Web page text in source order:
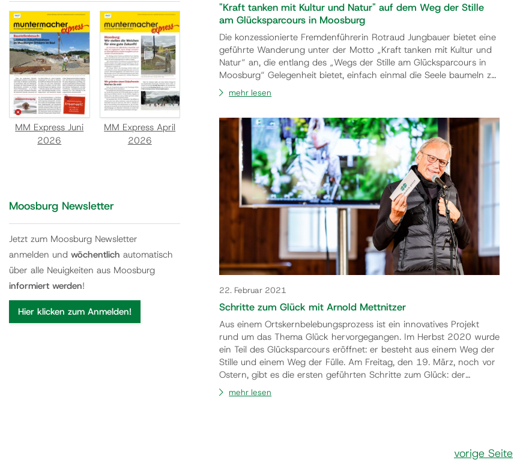
"Kraft tanken mit Kultur und Natur" auf dem Weg der Stille
am Glücksparcours in Moosburg
Die konzessionierte Fremdenführerin Rotraud Jungbauer bietet eine
geführte Wanderung unter der Motto „Kraft tanken mit Kultur und
Natur“ an, die entlang des „Wegs der Stille am Glücksparcours in
Moosburg“ Gelegenheit bietet, einfach einmal die Seele baumeln zu
lassen und die schöne Landschaft rund um Moosburg zu genießen.
Der gemütlich geführte Spaziergang mit Blick auf das Schoss
auch Zeit um zu erf…
mehr lesen
22. Februar 2021
Schritte zum Glück mit Arnold Mettnitzer
Aus einem Ortskernbelebungsprozess ist ein innovatives Projekt
rund um das Thema Glück hervorgegangen. Im Herbst 2020 wurde
ein Teil des Glücksparcours eröffnet: er besteht aus einem Weg der
Stille und einem Weg der Fülle. Am Freitag, den 19. März, noch vor
Ostern, gibt es die ersten geführten Schritte zum Glück: der
bekannte Theologe und Psychotherapeut Dr. Arnold Mettnitzer
erklärt und bespricht die einzelnen Ausstellungselemente. Kostenfrei,
mehr lesen
vorige Seite
MM Express Juni
2026
MM Express April
2026
Moosburg Newsletter
Jetzt zum Moosburg Newsletter
anmelden und wöchentlich automatisch
über alle Neuigkeiten aus Moosburg
informiert werden!
Hier klicken zum Anmelden!